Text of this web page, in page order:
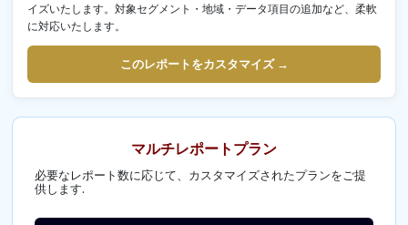
イズいたします。対象セグメント・地域・データ項目の追加など、柔軟
に対応いたします。
このレポートをカスタマイズ →
マルチレポートプラン
必要なレポート数に応じて、カスタマイズされたプランをご提
供します.